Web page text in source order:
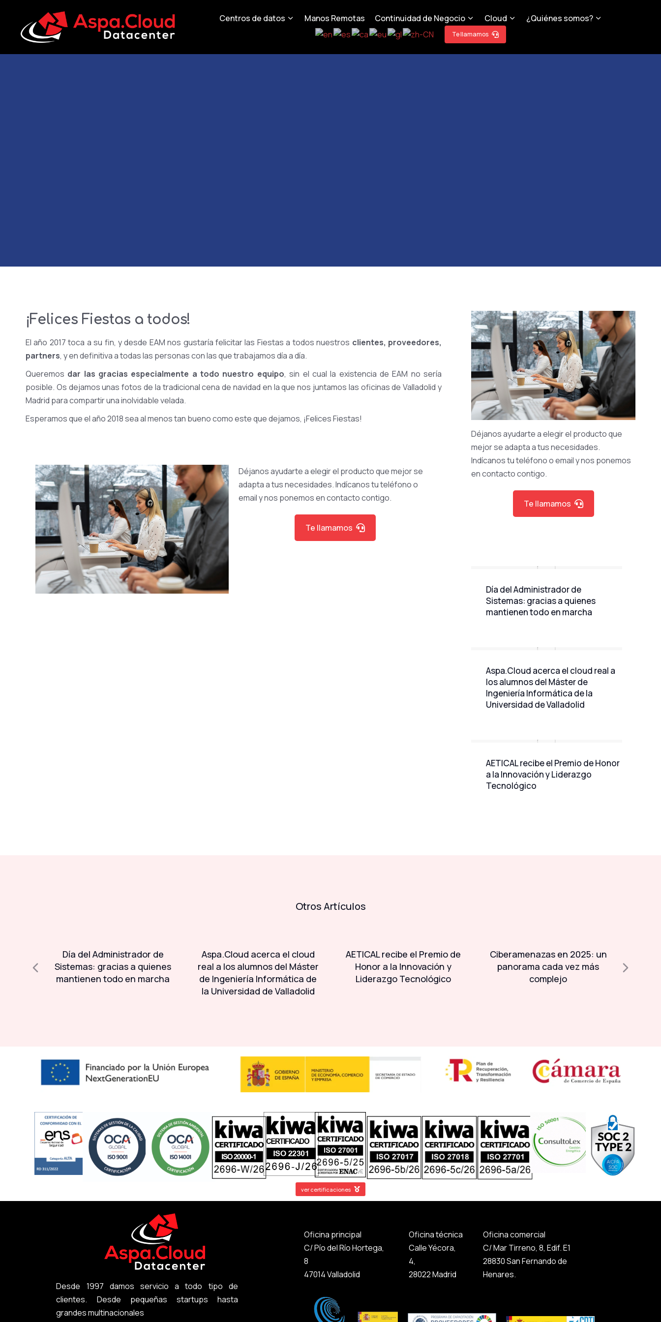
Centros de datos Manos Remotas Continuidad de Negocio Cloud ¿Quiénes somos?
Te llamamos
¡Felices Fiestas a todos!
El año 2017 toca a su fin, y desde EAM nos gustaría felicitar las Fiestas a todos nuestros clientes, proveedores,
partners, y en definitiva a todas las personas con las que trabajamos día a día.
Queremos dar las gracias especialmente a todo nuestro equipo, sin el cual la existencia de EAM no sería
posible. Os dejamos unas fotos de la tradicional cena de navidad en la que nos juntamos las oficinas de Valladolid y
Madrid para compartir una inolvidable velada.
Esperamos que el año 2018 sea al menos tan bueno como este que dejamos, ¡Felices Fiestas!
Déjanos ayudarte a elegir el producto que mejor se
adapta a tus necesidades. Indícanos tu teléfono o
email y nos ponemos en contacto contigo.
Te llamamos
Déjanos ayudarte a elegir el producto que
mejor se adapta a tus necesidades.
Indícanos tu teléfono o email y nos ponemos
en contacto contigo.
Te llamamos
Día del Administrador de
Sistemas: gracias a quienes
mantienen todo en marcha
Aspa.Cloud acerca el cloud real a
los alumnos del Máster de
Ingeniería Informática de la
Universidad de Valladolid
AETICAL recibe el Premio de Honor
a la Innovación y Liderazgo
Tecnológico
Otros Artículos
Día del Administrador de
Sistemas: gracias a quienes
mantienen todo en marcha
Aspa.Cloud acerca el cloud
real a los alumnos del Máster
de Ingeniería Informática de
la Universidad de Valladolid
AETICAL recibe el Premio de
Honor a la Innovación y
Liderazgo Tecnológico
Ciberamenazas en 2025: un
panorama cada vez más
complejo
ver certificaciones
Desde 1997 damos servicio a todo tipo de
clientes. Desde pequeñas startups hasta
grandes multinacionales
Oficina principal
C/ Pío del Río Hortega,
8
47014 Valladolid
Oficina técnica
Calle Yécora,
4,
28022 Madrid
Oficina comercial
C/ Mar Tirreno, 8, Edif. E1
28830 San Fernando de
Henares.